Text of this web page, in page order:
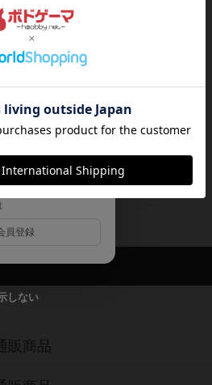
ムを記録する
ビューを読む
有リストの共
録（10秒）
X
Facebook
員登録
しない
ム
販商品